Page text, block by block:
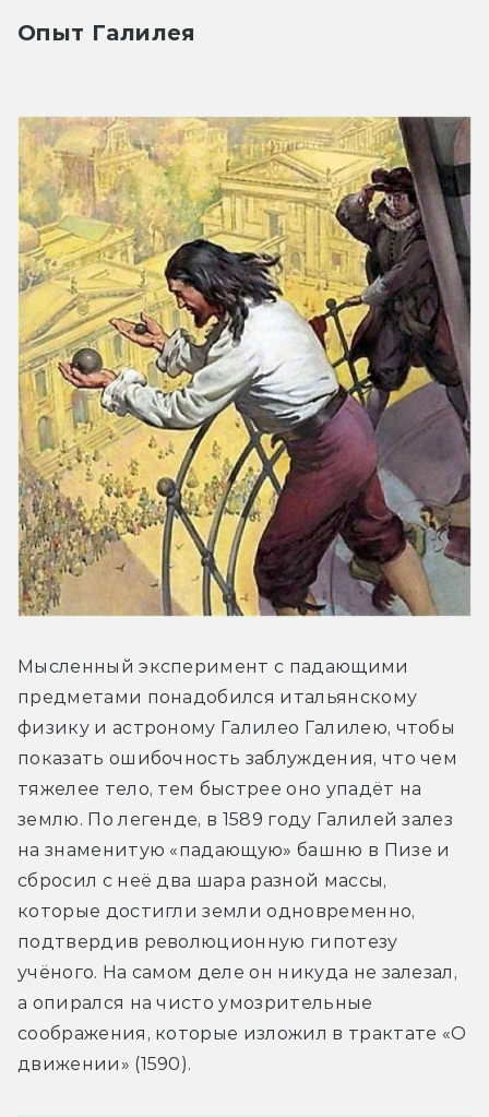
Опыт Галилея
Мысленный эксперимент с падающими
предметами понадобился итальянскому
физику и астроному Галилео Галилею, чтобы
показать ошибочность заблуждения, что чем
тяжелее тело, тем быстрее оно упадёт на
землю. По легенде, в 1589 году Галилей залез
на знаменитую «падающую» башню в Пизе и
сбросил с неё два шара разной массы,
которые достигли земли одновременно,
подтвердив революционную гипотезу
учёного. На самом деле он никуда не залезал,
а опирался на чисто умозрительные
соображения, которые изложил в трактате «О
движении» (1590).